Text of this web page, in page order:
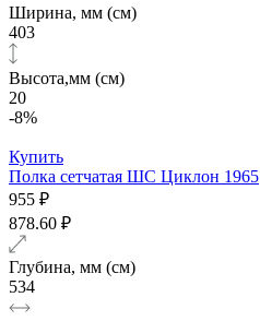
Ширина, мм (см)
403
Высота,мм (см)
20
-8%
Купить
Полка сетчатая ШС Циклон 1965
955 ₽
878.60 ₽
Глубина, мм (см)
534